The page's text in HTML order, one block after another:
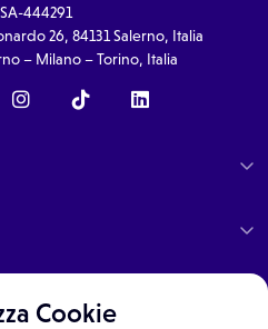
Cookie
SA-444291
26, 84131 Salerno, Italia
– Milano – Torino, Italia